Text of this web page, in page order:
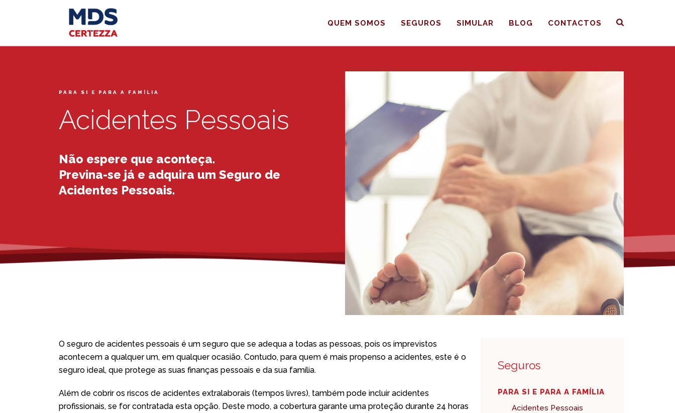
QUEM SOMOS SEGUROS SIMULAR BLOG CONTACTOS
PARA SI E PARA A FAMÍLIA
Acidentes Pessoais
Não espere que aconteça.
Previna-se já e adquira um Seguro de
Acidentes Pessoais.
O seguro de acidentes pessoais é um seguro que se adequa a todas as pessoas, pois os imprevistos
acontecem a qualquer um, em qualquer ocasião. Contudo, para quem é mais propenso a acidentes, este é o
seguro ideal, que protege as suas finanças pessoais e da sua família.
Além de cobrir os riscos de acidentes extralaborais (tempos livres), também pode incluir acidentes
profissionais, se for contratada esta opção. Deste modo, a cobertura garante uma proteção durante 24 horas
Seguros
PARA SI E PARA A FAMÍLIA
Acidentes Pessoais